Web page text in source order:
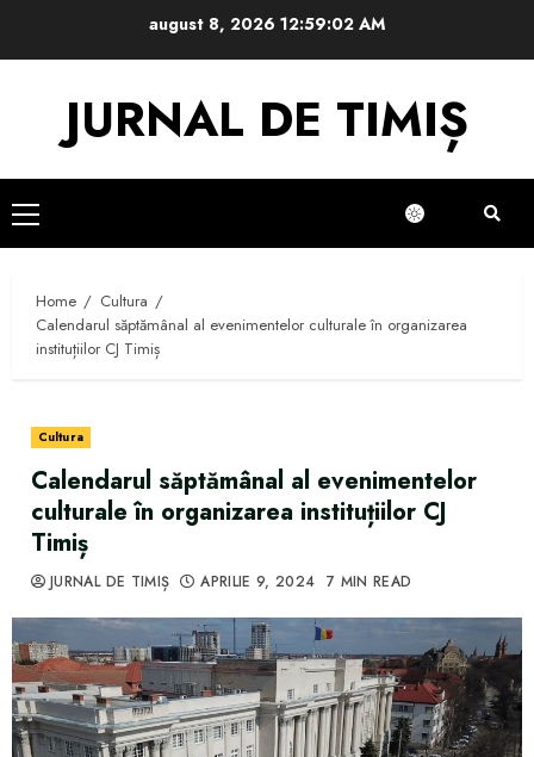
august 8, 2026 12:59:03 AM
JURNAL DE TIMIȘ
Primary
Menu
Home
Cultura
Calendarul săptămânal al evenimentelor culturale în organizarea
instituțiilor CJ Timiș
Cultura
Calendarul săptămânal al evenimentelor
culturale în organizarea instituțiilor CJ
Timiș
JURNAL DE TIMIȘ APRILIE 9, 2024 7 MIN READ